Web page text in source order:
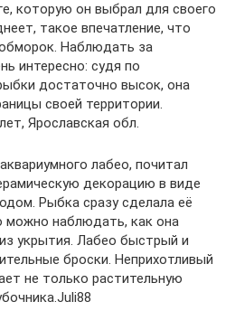
которую он выбрал для своего
такое впечатление, что
Наблюдать за
интересно: судя по
достаточно высок, она
своей территории.
Ярославская обл.
лабео, почитал
декорацию в виде
Рыбка сразу сделала её
наблюдать, как она
укрытия. Лабео быстрый и
броски. Неприхотливый
не только растительную